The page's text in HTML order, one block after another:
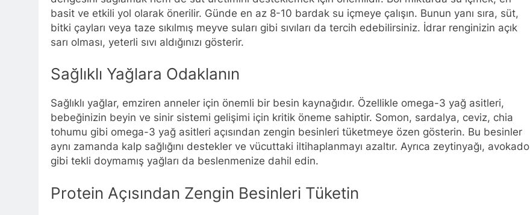
basit ve etkili yol olarak önerilir. Günde en az 8-10 bardak su içmeye çalışın. Bunun yanı sıra, süt,
bitki çayları veya taze sıkılmış meyve suları gibi sıvıları da tercih edebilirsiniz. İdrar renginizin açık
sarı olması, yeterli sıvı aldığınızı gösterir.
Sağlıklı Yağlara Odaklanın
Sağlıklı yağlar, emziren anneler için önemli bir besin kaynağıdır. Özellikle omega-3 yağ asitleri,
bebeğinizin beyin ve sinir sistemi gelişimi için kritik öneme sahiptir. Somon, sardalya, ceviz, chia
tohumu gibi omega-3 yağ asitleri açısından zengin besinleri tüketmeye özen gösterin. Bu besinler
aynı zamanda kalp sağlığını destekler ve vücuttaki iltihaplanmayı azaltır. Ayrıca zeytinyağı, avokado
gibi tekli doymamış yağları da beslenmenize dahil edin.
Protein Açısından Zengin Besinleri Tüketin